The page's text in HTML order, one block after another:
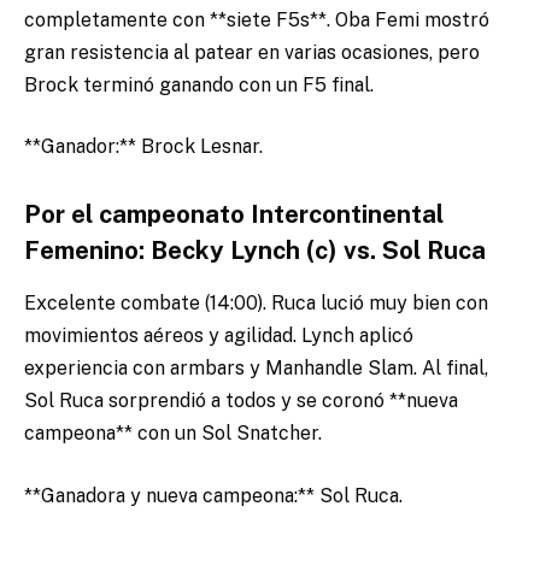
completamente con **siete F5s**. Oba Femi mostró
gran resistencia al patear en varias ocasiones, pero
Brock terminó ganando con un F5 final.
**Ganador:** Brock Lesnar.
Por el campeonato Intercontinental
Femenino: Becky Lynch (c) vs. Sol Ruca
Excelente combate (14:00). Ruca lució muy bien con
movimientos aéreos y agilidad. Lynch aplicó
experiencia con armbars y Manhandle Slam. Al final,
Sol Ruca sorprendió a todos y se coronó **nueva
campeona** con un Sol Snatcher.
**Ganadora y nueva campeona:** Sol Ruca.